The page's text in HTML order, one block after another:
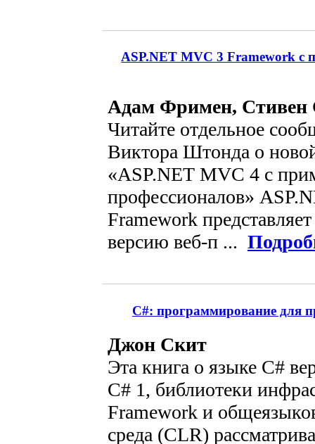
ASP.NET MVC 3 Framework с
Адам Фримен, Стивен
Читайте отдельное
Виктора Штонда о
«ASP.NET MVC 4 с
профессионалов»
Framework
версию веб-п ...
C#: программирование для
Джон Скит
Эта книга о языке C#
C# 1, библиотеки
Framework и
среда (CLR)